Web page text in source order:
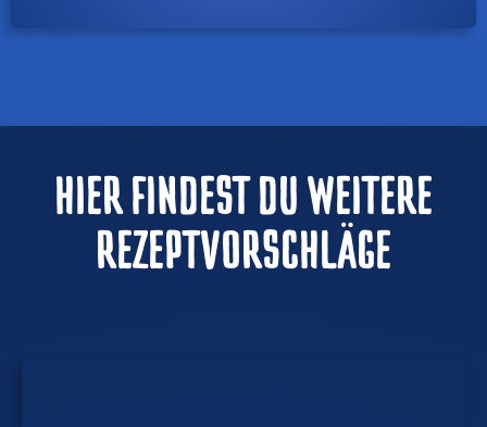
HIER FINDEST DU WEITERE
REZEPTVORSCHLÄGE